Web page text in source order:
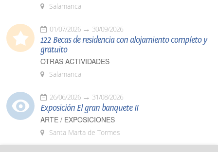
Salamanca
01/07/2026 30/09/2026
122 Becas de residencia con alojamiento completo y
gratuito
OTRAS ACTIVIDADES
Salamanca
26/06/2026 31/08/2026
Exposición El gran banquete II
ARTE / EXPOSICIONES
Santa Marta de Tormes